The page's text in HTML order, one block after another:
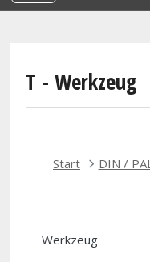
T - Werkzeug
Start DIN / PAL
Werkzeug